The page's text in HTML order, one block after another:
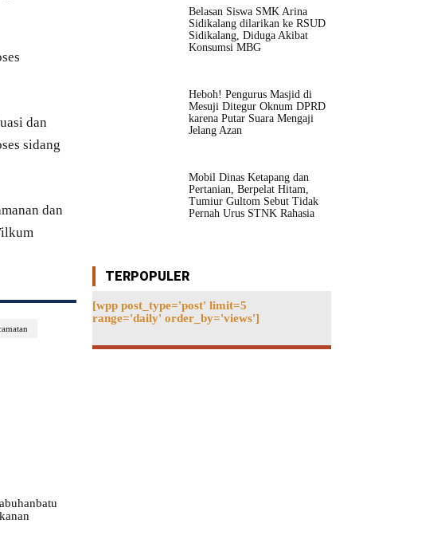
dan
sidang
dan
Belasan Siswa SMK Arina
Sidikalang dilarikan ke RSUD
Sidikalang, Diduga Akibat
Konsumsi MBG
Heboh! Pengurus Masjid di
Mesuji Ditegur Oknum DPRD
karena Putar Suara Mengaji
Jelang Azan
Mobil Dinas Ketapang dan
Pertanian, Berpelat Hitam,
Tumiur Gultom Sebut Tidak
Pernah Urus STNK Rahasia
TERPOPULER
[wpp post_type='post' limit=5
range='daily' order_by='views']